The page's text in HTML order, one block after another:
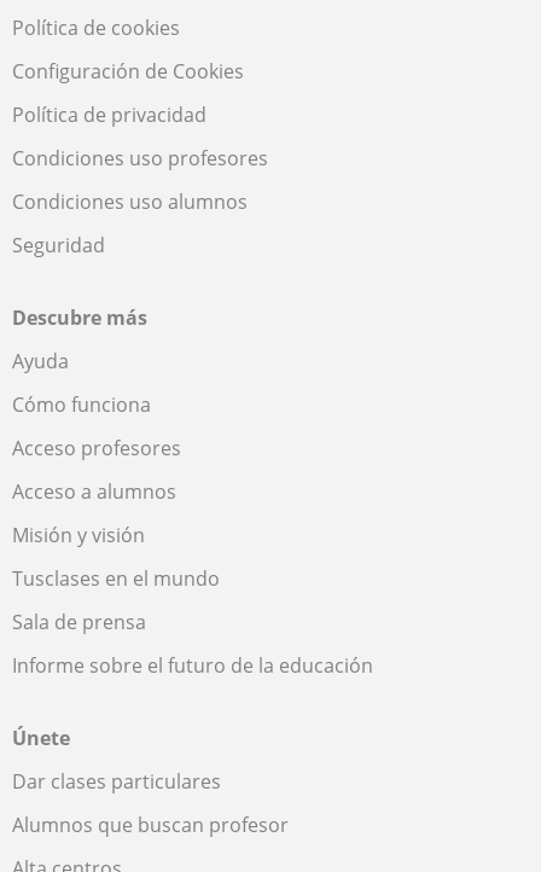
Política de cookies
Configuración de Cookies
Política de privacidad
Condiciones uso profesores
Condiciones uso alumnos
Seguridad
Descubre más
Ayuda
Cómo funciona
Acceso profesores
Acceso a alumnos
Misión y visión
Tusclases en el mundo
Sala de prensa
Informe sobre el futuro de la educación
Únete
Dar clases particulares
Alumnos que buscan profesor